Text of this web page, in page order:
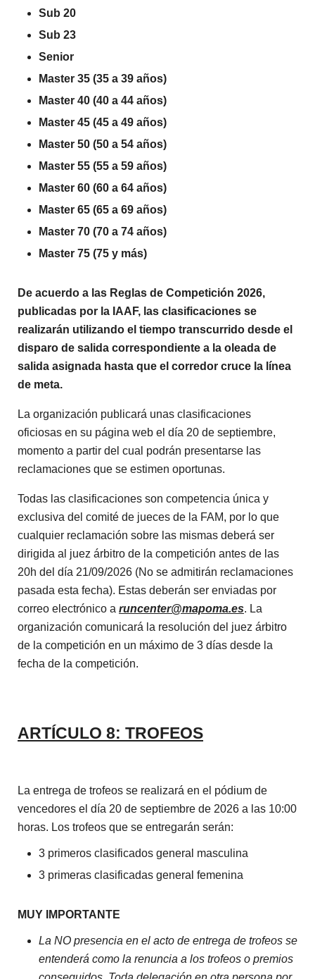
Sub 20
Sub 23
Senior
Master 35 (35 a 39 años)
Master 40 (40 a 44 años)
Master 45 (45 a 49 años)
Master 50 (50 a 54 años)
Master 55 (55 a 59 años)
Master 60 (60 a 64 años)
Master 65 (65 a 69 años)
Master 70 (70 a 74 años)
Master 75 (75 y más)
De acuerdo a las Reglas de Competición 2026,
publicadas por la IAAF, las clasificaciones se
realizarán utilizando el tiempo transcurrido desde el
disparo de salida correspondiente a la oleada de
salida asignada hasta que el corredor cruce la línea
de meta.
La organización publicará unas clasificaciones
oficiosas en su página web el día 20 de septiembre,
momento a partir del cual podrán presentarse las
reclamaciones que se estimen oportunas.
Todas las clasificaciones son competencia única y
exclusiva del comité de jueces de la FAM, por lo que
cualquier reclamación sobre las mismas deberá ser
dirigida al juez árbitro de la competición antes de las
20h del día 21/09/2026 (No se admitirán reclamaciones
pasada esta fecha). Estas deberán ser enviadas por
correo electrónico a runcenter@mapoma.es. La
organización comunicará la resolución del juez árbitro
de la competición en un máximo de 3 días desde la
fecha de la competición.
ARTÍCULO 8: TROFEOS
La entrega de trofeos se realizará en el pódium de
vencedores el día 20 de septiembre de 2026 a las 10:00
horas. Los trofeos que se entregarán serán:
3 primeros clasificados general masculina
3 primeras clasificadas general femenina
MUY IMPORTANTE
La NO presencia en el acto de entrega de trofeos se
entenderá como la renuncia a los trofeos o premios